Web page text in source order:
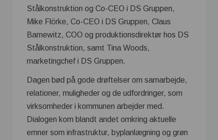
Stålkonstruktion og Co-CEO i DS Gruppen,
Mike Flörke, Co-CEO i DS Gruppen, Claus
Barnewitz, COO og produktionsdirektør hos DS
Stålkonstruktion, samt Tina Woods,
marketingchef i DS Gruppen.
Dagen bød på gode drøftelser om samarbejde,
relationer, muligheder og de udfordringer, som
virksomheder i kommunen arbejder med.
Dialogen kom blandt andet omkring aktuelle
emner som infrastruktur, byplanlægning og grøn